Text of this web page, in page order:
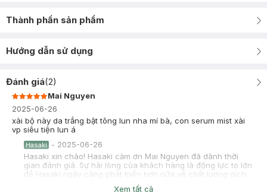
Thành phần sản phẩm
Hướng dẫn sử dụng
Đánh giá(2)
Mai Nguyen
2025-06-26
xài bộ này da trắng bật tông lun nha mí bà, con serum mist xài
vp siêu tiện lun á
Hasaki - 2025-06-26
Hasaki xin chào! Hasaki cảm ơn Mai Nguyen đã dành thời
gian đánh giá. Sự hài lòng của khách hàng là động lực to lớn
để Hasaki ngày càng phát triển hơn nữa về chất lượng dịch
vụ. Cảm ơn bạn đã tin tưởng và mua sắm tại Hasaki!
Xem tất cả